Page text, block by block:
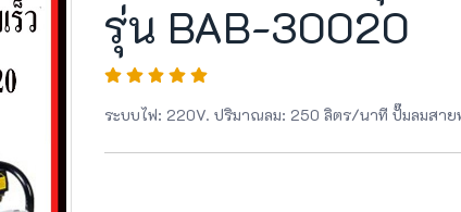
รุ่น BAB-30020
ระบบไฟ: 220V. ปริมาณลม: 250 ลิตร/นาที ปั๊มลมสายพ